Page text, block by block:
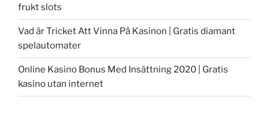
frukt slots
Vad är Tricket Att Vinna På Kasinon | Gratis diamant
spelautomater
Online Kasino Bonus Med Insättning 2020 | Gratis
kasino utan internet